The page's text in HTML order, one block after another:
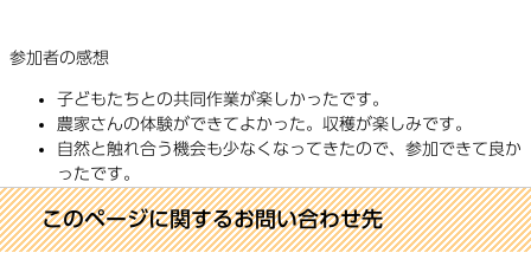
参加者の感想
子どもたちとの共同作業が楽しかったです。
農家さんの体験ができてよかった。収穫が楽しみです。
自然と触れ合う機会も少なくなってきたので、参加できて良か
ったです。
このページに関するお問い合わせ先